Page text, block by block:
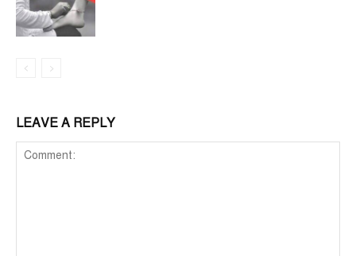
LEAVE A REPLY